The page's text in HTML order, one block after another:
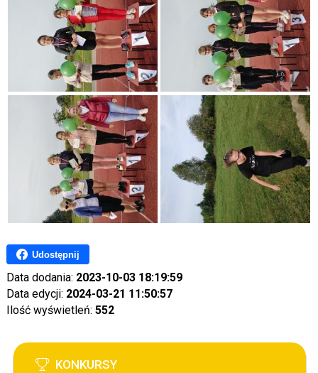
Udostępnij
Data dodania: 2023-10-03 18:19:59
Data edycji: 2024-03-21 11:50:57
Ilość wyświetleń: 552
KONKURSY